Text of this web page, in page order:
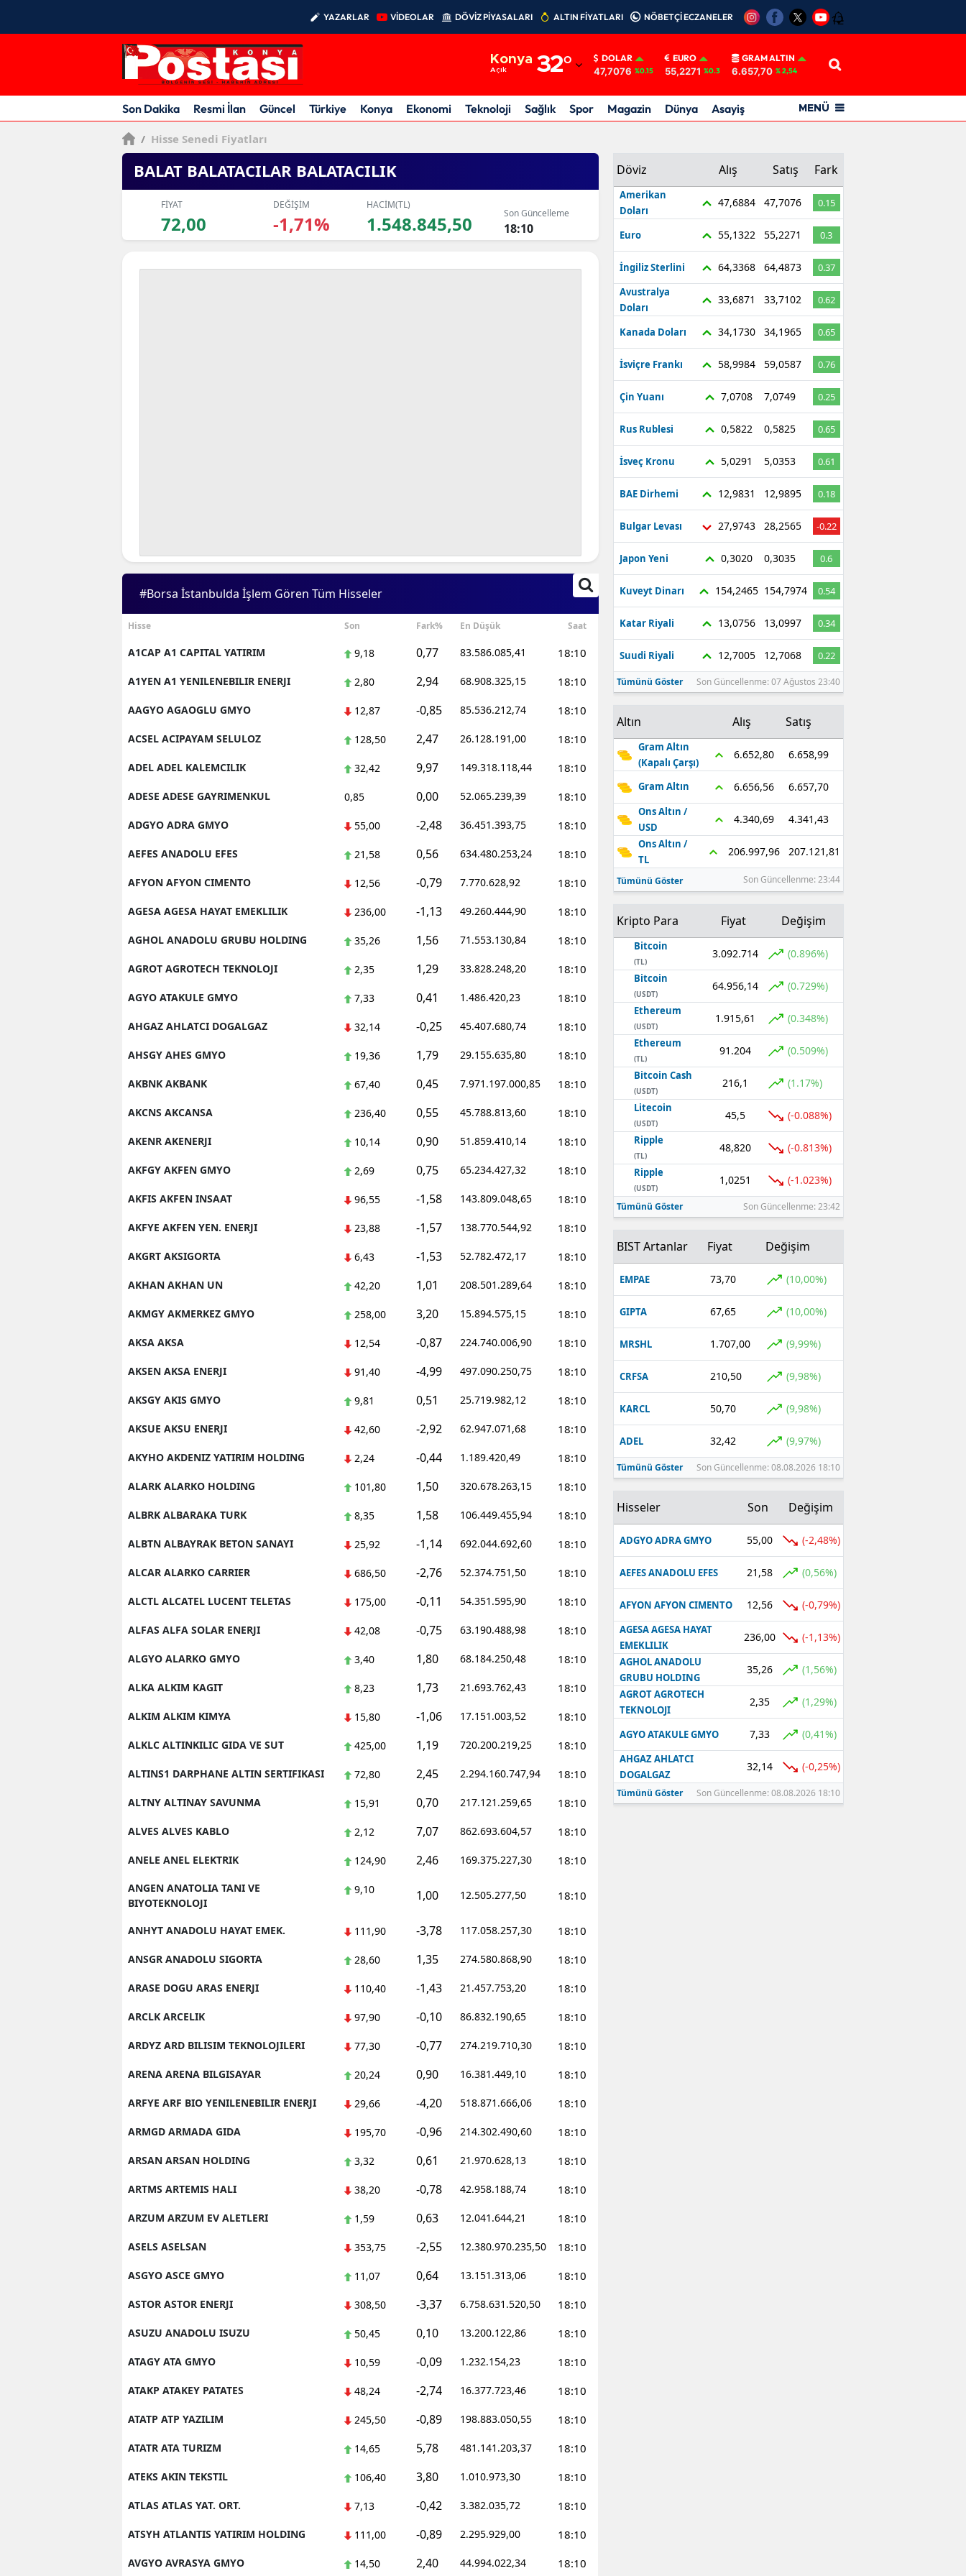
YAZARLAR VİDEOLAR DÖVİZ PİYASALARI ALTIN FİYATLARI NÖBETÇİ ECZANELER 12
Konya
Açık 32°
Adıyaman
Afyonkarahisar
Ankara
Antalya
Çorum
Edirne
Elazığ
Kırşehir
Kocaeli
Konya
Kütahya
Malatya
Manisa
Kahramanmaraş
Mardin
Muğla
Muş
Nevşehir
Niğde
Ordu
Rize
Sakarya
Samsun
Siirt
Sinop
Sivas
Tekirdağ
Tokat
Trabzon
Tunceli
Şanlıurfa
Uşak
Van
Yozgat
Zonguldak
Aksaray
Bayburt
Karaman
Kırıkkale
Batman
Şırnak
Bartın
Ardahan
Iğdır
Yalova
Karabük
Kilis
Osmaniye
Düzce
DOLAR
47,7076 %0.15
EURO
55,2271 %0.3
GRAM ALTIN
6.657,70 % 2,54
Son Dakika Resmi İlan Güncel Türkiye Konya Ekonomi Teknoloji Sağlık Spor Magazin Dünya Asayiş MENÜ
/ Hisse Senedi Fiyatları
BALAT BALATACILAR BALATACILIK
FİYAT
72,00
DEĞİŞİM
-1,71%
HACİM(TL)
1.548.845,50 Son Güncelleme
18:10
#Borsa İstanbulda İşlem Gören Tüm Hisseler
Hisse Son Fark% En Düşük Saat
A1CAP A1 CAPITAL YATIRIM 9,18 0,77 83.586.085,41 18:10
A1YEN A1 YENILENEBILIR ENERJI 2,80 2,94 68.908.325,15 18:10
AAGYO AGAOGLU GMYO 12,87 -0,85 85.536.212,74 18:10
ACSEL ACIPAYAM SELULOZ 128,50 2,47 26.128.191,00 18:10
ADEL ADEL KALEMCILIK 32,42 9,97 149.318.118,44 18:10
ADESE ADESE GAYRIMENKUL 0,85 0,00 52.065.239,39 18:10
ADGYO ADRA GMYO 55,00 -2,48 36.451.393,75 18:10
AEFES ANADOLU EFES 21,58 0,56 634.480.253,24 18:10
AFYON AFYON CIMENTO 12,56 -0,79 7.770.628,92 18:10
AGESA AGESA HAYAT EMEKLILIK 236,00 -1,13 49.260.444,90 18:10
AGHOL ANADOLU GRUBU HOLDING 35,26 1,56 71.553.130,84 18:10
AGROT AGROTECH TEKNOLOJI 2,35 1,29 33.828.248,20 18:10
AGYO ATAKULE GMYO 7,33 0,41 1.486.420,23 18:10
AHGAZ AHLATCI DOGALGAZ 32,14 -0,25 45.407.680,74 18:10
AHSGY AHES GMYO 19,36 1,79 29.155.635,80 18:10
AKBNK AKBANK 67,40 0,45 7.971.197.000,85 18:10
AKCNS AKCANSA 236,40 0,55 45.788.813,60 18:10
AKENR AKENERJI 10,14 0,90 51.859.410,14 18:10
AKFGY AKFEN GMYO 2,69 0,75 65.234.427,32 18:10
AKFIS AKFEN INSAAT 96,55 -1,58 143.809.048,65 18:10
AKFYE AKFEN YEN. ENERJI 23,88 -1,57 138.770.544,92 18:10
AKGRT AKSIGORTA 6,43 -1,53 52.782.472,17 18:10
AKHAN AKHAN UN 42,20 1,01 208.501.289,64 18:10
AKMGY AKMERKEZ GMYO 258,00 3,20 15.894.575,15 18:10
AKSA AKSA 12,54 -0,87 224.740.006,90 18:10
AKSEN AKSA ENERJI 91,40 -4,99 497.090.250,75 18:10
AKSGY AKIS GMYO 9,81 0,51 25.719.982,12 18:10
AKSUE AKSU ENERJI 42,60 -2,92 62.947.071,68 18:10
AKYHO AKDENIZ YATIRIM HOLDING 2,24 -0,44 1.189.420,49 18:10
ALARK ALARKO HOLDING 101,80 1,50 320.678.263,15 18:10
ALBRK ALBARAKA TURK 8,35 1,58 106.449.455,94 18:10
ALBTN ALBAYRAK BETON SANAYI 25,92 -1,14 692.044.692,60 18:10
ALCAR ALARKO CARRIER 686,50 -2,76 52.374.751,50 18:10
ALCTL ALCATEL LUCENT TELETAS 175,00 -0,11 54.351.595,90 18:10
ALFAS ALFA SOLAR ENERJI 42,08 -0,75 63.190.488,98 18:10
ALGYO ALARKO GMYO 3,40 1,80 68.184.250,48 18:10
ALKA ALKIM KAGIT 8,23 1,73 21.693.762,43 18:10
ALKIM ALKIM KIMYA 15,80 -1,06 17.151.003,52 18:10
ALKLC ALTINKILIC GIDA VE SUT 425,00 1,19 720.200.219,25 18:10
ALTINS1 DARPHANE ALTIN SERTIFIKASI 72,80 2,45 2.294.160.747,94 18:10
ALTNY ALTINAY SAVUNMA 15,91 0,70 217.121.259,65 18:10
ALVES ALVES KABLO 2,12 7,07 862.693.604,57 18:10
ANELE ANEL ELEKTRIK 124,90 2,46 169.375.227,30 18:10
ANGEN ANATOLIA TANI VE
BIYOTEKNOLOJI
9,10 1,00 12.505.277,50 18:10
ANHYT ANADOLU HAYAT EMEK. 111,90 -3,78 117.058.257,30 18:10
ANSGR ANADOLU SIGORTA 28,60 1,35 274.580.868,90 18:10
ARASE DOGU ARAS ENERJI 110,40 -1,43 21.457.753,20 18:10
ARCLK ARCELIK 97,90 -0,10 86.832.190,65 18:10
ARDYZ ARD BILISIM TEKNOLOJILERI 77,30 -0,77 274.219.710,30 18:10
ARENA ARENA BILGISAYAR 20,24 0,90 16.381.449,10 18:10
ARFYE ARF BIO YENILENEBILIR ENERJI 29,66 -4,20 518.871.666,06 18:10
ARMGD ARMADA GIDA 195,70 -0,96 214.302.490,60 18:10
ARSAN ARSAN HOLDING 3,32 0,61 21.970.628,13 18:10
ARTMS ARTEMIS HALI 38,20 -0,78 42.958.188,74 18:10
ARZUM ARZUM EV ALETLERI 1,59 0,63 12.041.644,21 18:10
ASELS ASELSAN 353,75 -2,55 12.380.970.235,50 18:10
ASGYO ASCE GMYO 11,07 0,64 13.151.313,06 18:10
ASTOR ASTOR ENERJI 308,50 -3,37 6.758.631.520,50 18:10
ASUZU ANADOLU ISUZU 50,45 0,10 13.200.122,86 18:10
ATAGY ATA GMYO 10,59 -0,09 1.232.154,23 18:10
ATAKP ATAKEY PATATES 48,24 -2,74 16.377.723,46 18:10
ATATP ATP YAZILIM 245,50 -0,89 198.883.050,55 18:10
ATATR ATA TURIZM 14,65 5,78 481.141.203,37 18:10
ATEKS AKIN TEKSTIL 106,40 3,80 1.010.973,30 18:10
ATLAS ATLAS YAT. ORT. 7,13 -0,42 3.382.035,72 18:10
ATSYH ATLANTIS YATIRIM HOLDING 111,00 -0,89 2.295.929,00 18:10
AVGYO AVRASYA GMYO 14,50 2,40 44.994.022,34 18:10
Döviz Alış Satış Fark
Amerikan
Doları
47,6884 47,7076 0.15
Euro 55,1322 55,2271 0.3
İngiliz Sterlini 64,3368 64,4873
0.37
Avustralya
Doları
33,6871 33,7102 0.62
Kanada Doları 34,1730 34,1965 0.65
İsviçre Frankı 58,9984 59,0587 0.76
Çin Yuanı 7,0708 7,0749 0.25
Rus Rublesi 0,5822 0,5825 0.65
İsveç Kronu 5,0291 5,0353 0.61
BAE Dirhemi 12,9831 12,9895 0.18
Bulgar Levası 27,9743 28,2565 -0.22
Japon Yeni 0,3020 0,3035 0.6
Kuveyt Dinarı 154,2465 154,7974 0.54
Katar Riyali 13,0756 13,0997 0.34
Suudi Riyali 12,7005 12,7068 0.22
Tümünü Göster Son Güncellenme: 07 Ağustos 23:40
Altın Alış Satış
Gram Altın
(Kapalı Çarşı)
6.652,80 6.658,99
Gram Altın 6.656,56 6.657,70
Ons Altın /
USD
4.340,69 4.341,43
Ons Altın /
TL
206.997,96 207.121,81
Tümünü Göster Son Güncellenme: 23:44
Kripto Para Fiyat Değişim
Bitcoin
(TL)
3.092.714 (0.896%)
Bitcoin
(USDT)
64.956,14 (0.729%)
Ethereum
(USDT)
1.915,61 (0.348%)
Ethereum
(TL)
91.204 (0.509%)
Bitcoin Cash
(USDT)
216,1 (1.17%)
Litecoin
(USDT)
45,5 (-0.088%)
Ripple
(TL)
48,820 (-0.813%)
Ripple
(USDT)
1,0251 (-1.023%)
Tümünü Göster Son Güncellenme: 23:42
BIST Artanlar Fiyat Değişim
EMPAE 73,70 (10,00%)
GIPTA 67,65 (10,00%)
MRSHL 1.707,00 (9,99%)
CRFSA 210,50 (9,98%)
KARCL 50,70 (9,98%)
ADEL 32,42 (9,97%)
Tümünü Göster Son Güncellenme: 08.08.2026 18:10
Hisseler Son Değişim
ADGYO ADRA GMYO 55,00 (-2,48%)
AEFES ANADOLU EFES 21,58 (0,56%)
AFYON AFYON CIMENTO 12,56 (-0,79%)
AGESA AGESA HAYAT
EMEKLILIK
236,00 (-1,13%)
AGHOL ANADOLU
GRUBU HOLDING
35,26 (1,56%)
AGROT AGROTECH
TEKNOLOJI
2,35 (1,29%)
AGYO ATAKULE GMYO 7,33 (0,41%)
AHGAZ AHLATCI
DOGALGAZ
32,14 (-0,25%)
Tümünü Göster Son Güncellenme: 08.08.2026 18:10